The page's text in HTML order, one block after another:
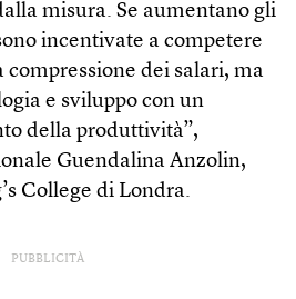
misura. Se aumentano gli
incentivate a competere
compressione dei salari, ma
e sviluppo con un
della produttività”,
Guendalina Anzolin,
College di Londra.
PUBBLICITÀ